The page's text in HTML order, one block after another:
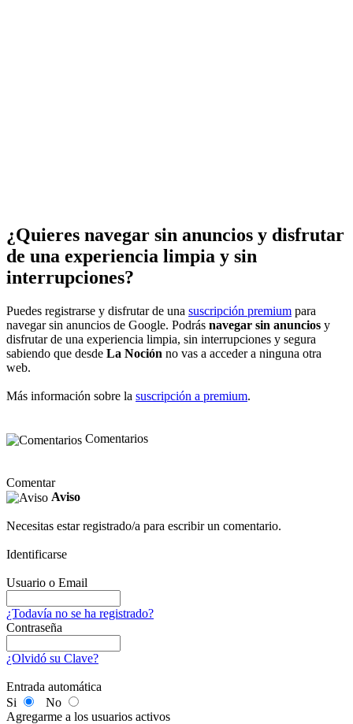
¿Quieres navegar sin anuncios y disfrutar
de una experiencia limpia y sin
interrupciones?
Puedes registrarse y disfrutar de una suscripción premium para
navegar sin anuncios de Google. Podrás navegar sin anuncios y
disfrutar de una experiencia limpia, sin interrupciones y segura
sabiendo que desde La Noción no vas a acceder a ninguna otra
web.
Más información sobre la suscripción a premium.
Comentarios
Comentar
Aviso
Necesitas estar registrado/a para escribir un comentario.
Identificarse
Usuario o Email
¿Todavía no se ha registrado?
Contraseña
¿Olvidó su Clave?
Entrada automática
Si
No
Agregarme a los usuarios activos